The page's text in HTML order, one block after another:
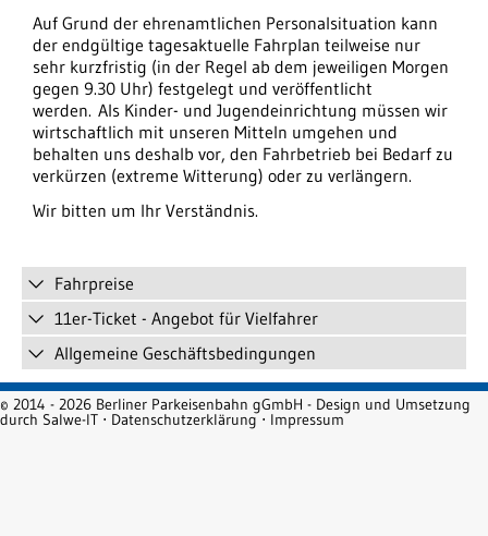
Auf Grund der ehrenamtlichen Personalsituation kann
der endgültige tagesaktuelle Fahrplan teilweise nur
sehr kurzfristig (in der Regel ab dem jeweiligen Morgen
gegen 9.30 Uhr) festgelegt und veröffentlicht
werden. Als Kinder- und Jugendeinrichtung müssen wir
wirtschaftlich mit unseren Mitteln umgehen und
behalten uns deshalb vor, den Fahrbetrieb bei Bedarf zu
verkürzen (extreme Witterung) oder zu verlängern.
Wir bitten um Ihr Verständnis.
Fahrpreise
11er-Ticket - Angebot für Vielfahrer
Allgemeine Geschäftsbedingungen
© 2014 - 2026 Berliner Parkeisenbahn gGmbH - Design und Umsetzung
durch Salwe-IT ⋅ Datenschutzerklärung⋅ Impressum